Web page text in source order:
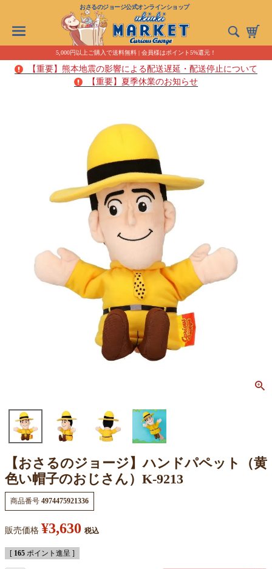
おさるのジョージ公式オンラインショップ
5,000円以上ご購入で送料無料 | 会員様はポイント5%還元！
【重要】熊本地震の影響による配送遅延・配送停止について
【重要】夏季休業のお知らせ
【おさるのジョージ】ハンドパペット（黄
色い帽子のおじさん）K-9213
商品番号 4974475921336
販売価格 ¥3,630 税込
[ 165 ポイント進呈 ]